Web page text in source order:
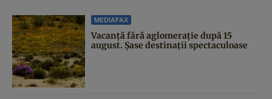
MEDIAFAX
Vacanță fără aglomerație după 15
august. Șase destinații spectaculoase